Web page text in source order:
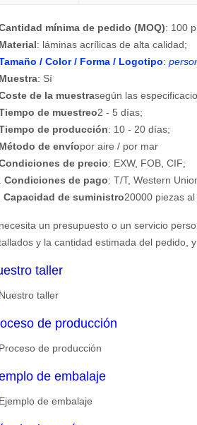
mínima de pedido (MOQ): 100
Material: láminas acrílicas de alta calidad;
/ Color / Forma / Logotipo:
Muestra: Sí
de la muestrasegún las
de muestreo2 - 5 días;
de producción: 10 - 20 días;
Método de envíopor aire / por mar
de precio: EXW, FOB, CIF;
Condiciones de pago: T/T, Western
Capacidad de suministro20000 piezas al
un presupuesto o un servicio
y la cantidad estimada del pedido,
taller
de producción
de embalaje